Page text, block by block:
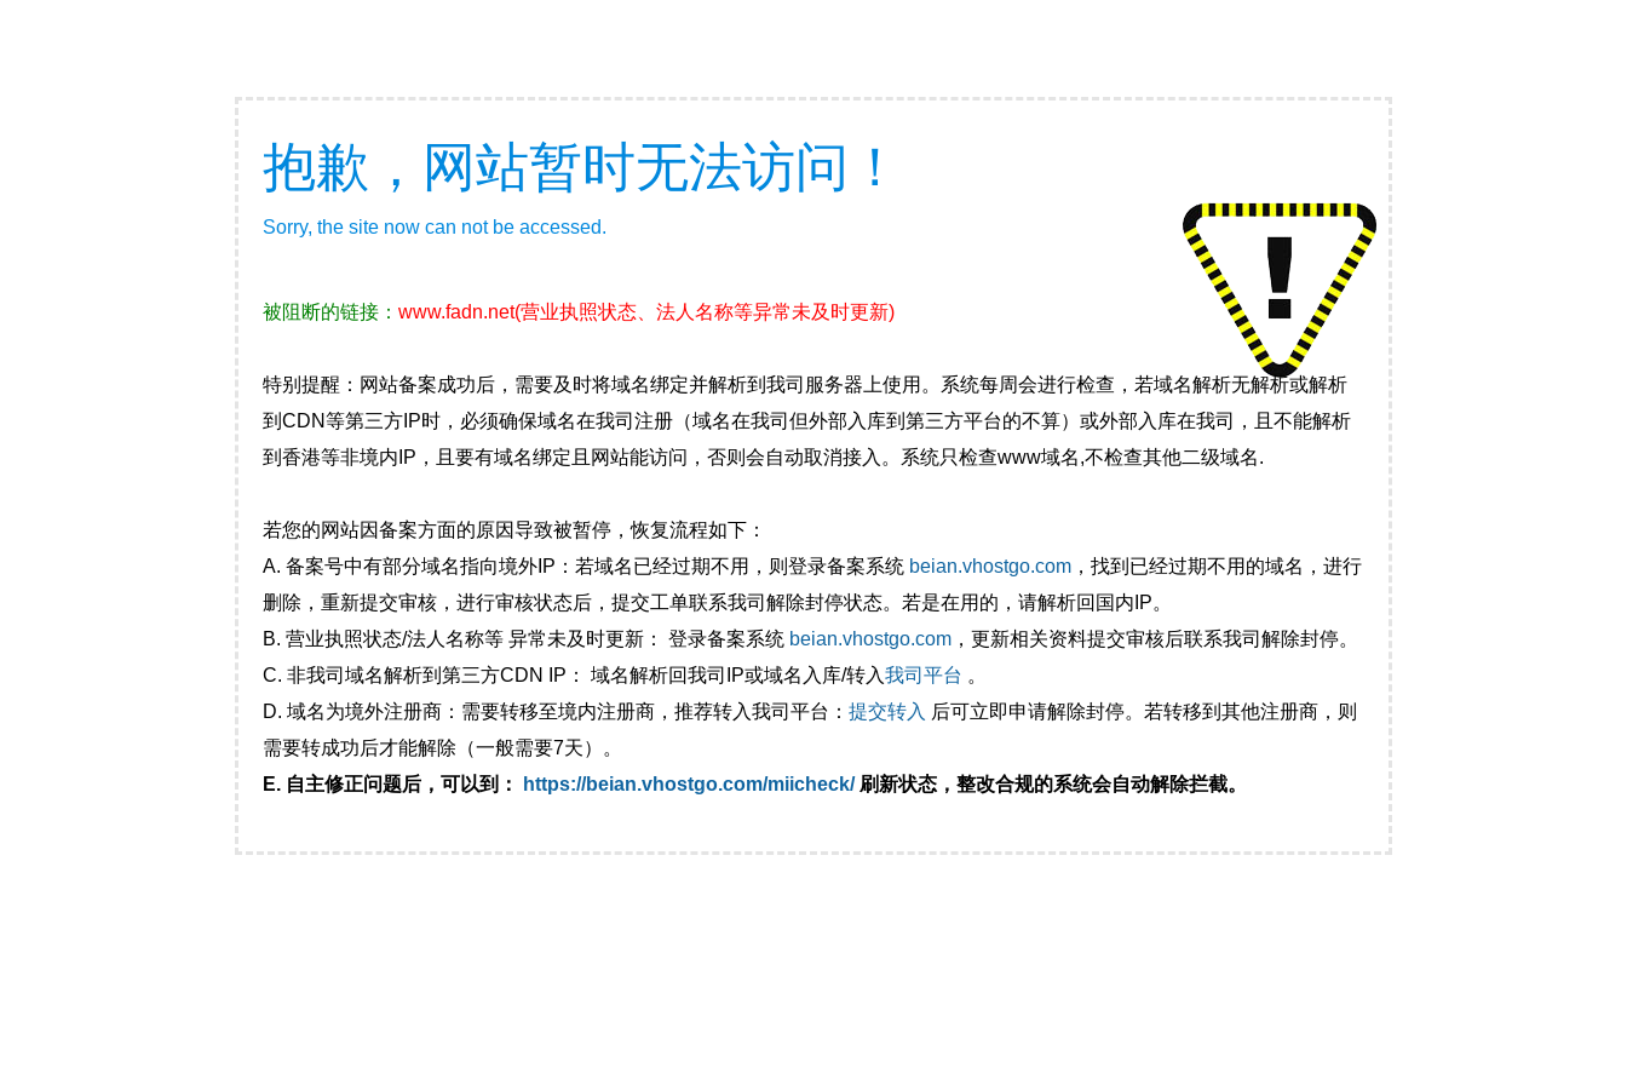
抱歉，网站暂时无法访问！
Sorry, the site now can not be accessed.
被阻断的链接： www.fadn.net(营业执照状态、法人名称等异常未及时更新)
特别提醒：网站备案成功后，需要及时将域名绑定并解析到我司服务器上使用。系统每周会进行检查，若域名解析无解析或解析
到CDN等第三方IP时，必须确保域名在我司注册（域名在我司但外部入库到第三方平台的不算）或外部入库在我司，且不能解析
到香港等非境内IP，且要有域名绑定且网站能访问，否则会自动取消接入。系统只检查www域名,不检查其他二级域名.
若您的网站因备案方面的原因导致被暂停，恢复流程如下：
A. 备案号中有部分域名指向境外IP：若域名已经过期不用，则登录备案系统 beian.vhostgo.com ，找到已经过期不用的域名，进行
删除，重新提交审核，进行审核状态后，提交工单联系我司解除封停状态。若是在用的，请解析回国内IP。
B. 营业执照状态/法人名称等 异常未及时更新： 登录备案系统 beian.vhostgo.com ，更新相关资料提交审核后联系我司解除封停。
C. 非我司域名解析到第三方CDN IP： 域名解析回我司IP或域名入库/转入我司平台 。
D. 域名为境外注册商：需要转移至境内注册商，推荐转入我司平台： 提交转入 后可立即申请解除封停。若转移到其他注册商，则
需要转成功后才能解除（一般需要7天）。
E. 自主修正问题后，可以到：
https://beian.vhostgo.com/miicheck/刷新状态，整改合规的系统会自动解除拦截。